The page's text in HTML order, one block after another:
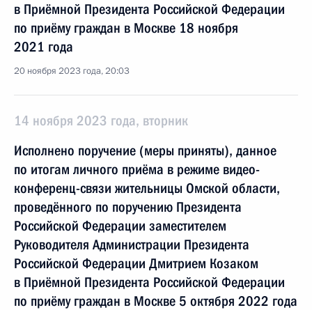
в Приёмной Президента Российской Федерации
по приёму граждан в Москве 18 ноября
2021 года
20 ноября 2023 года, 20:03
14 ноября 2023 года, вторник
Исполнено поручение (меры приняты), данное
по итогам личного приёма в режиме видео-
конференц-связи жительницы Омской области,
проведённого по поручению Президента
Российской Федерации заместителем
Руководителя Администрации Президента
Российской Федерации Дмитрием Козаком
в Приёмной Президента Российской Федерации
по приёму граждан в Москве 5 октября 2022 года